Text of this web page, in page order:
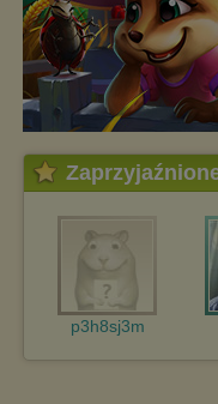
p3h8sj3m